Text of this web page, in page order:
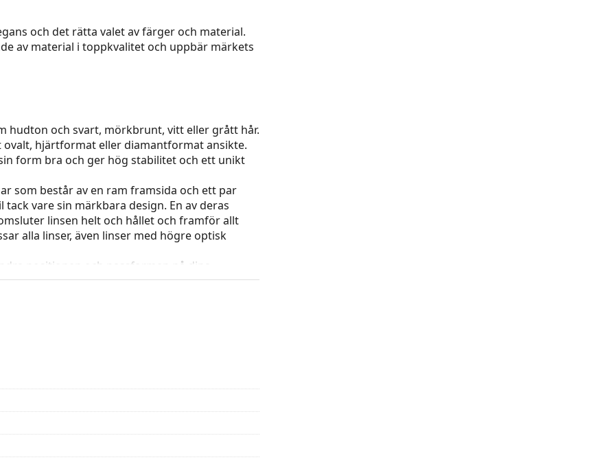
och det rätta valet av färger och material.
av material i toppkvalitet och uppbär märkets
hudton och svart, mörkbrunt, vitt eller grått hår.
hjärtformat eller diamantformat ansikte.
form bra och ger hög stabilitet och ett unikt
som består av en ram framsida och ett par
vare sin märkbara design. En av deras
linsen helt och hållet och framför allt
alla linser, även linser med högre optisk
positionen och passformen på dina
bör alltid utföras av en erfaren optiker
och utformning kan variera.
skötsel av glasögon. Observera att vissa
eller kolla in vårglasögonguideom du
före användning